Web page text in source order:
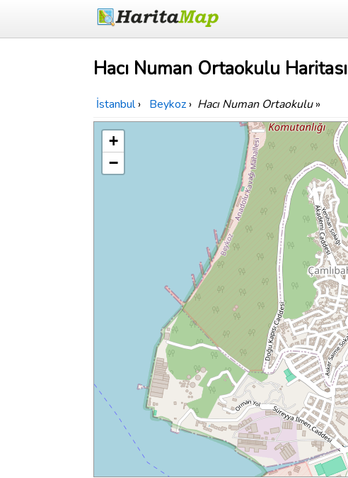
Hacı Numan Ortaokulu Haritası
İstanbul › Beykoz › Hacı Numan Ortaokulu»
+
−